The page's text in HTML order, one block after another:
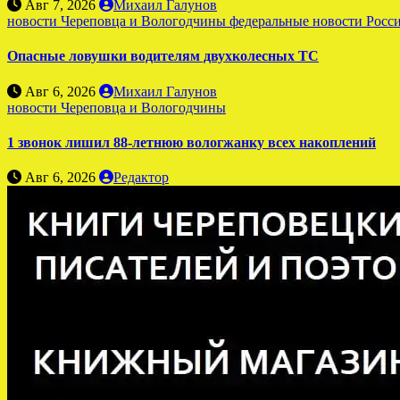
Авг 7, 2026
Михаил Галунов
новости Череповца и Вологодчины федеральные новости
Опасные ловушки водителям двухколесных ТС
Авг 6, 2026
Михаил Галунов
новости Череповца и Вологодчины
1 звонок лишил 88-летнюю вологжанку всех накоплений
Авг 6, 2026 Редактор